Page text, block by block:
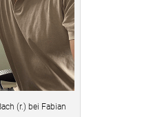
(r.) bei Fabian